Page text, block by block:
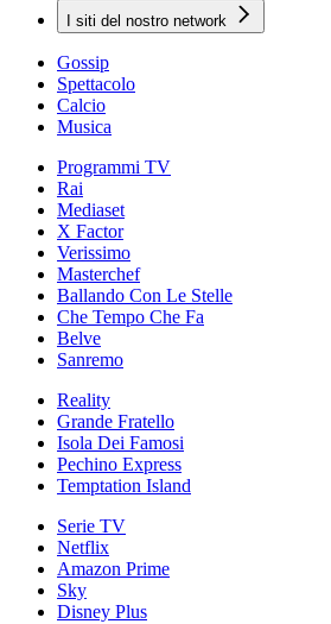
I siti del nostro network
Gossip
Spettacolo
Calcio
Musica
Programmi TV
Rai
Mediaset
X Factor
Verissimo
Masterchef
Ballando Con Le Stelle
Che Tempo Che Fa
Belve
Sanremo
Reality
Grande Fratello
Isola Dei Famosi
Pechino Express
Temptation Island
Serie TV
Netflix
Amazon Prime
Sky
Disney Plus